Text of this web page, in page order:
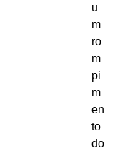
u
m
ro
m
pi
m
en
to
do